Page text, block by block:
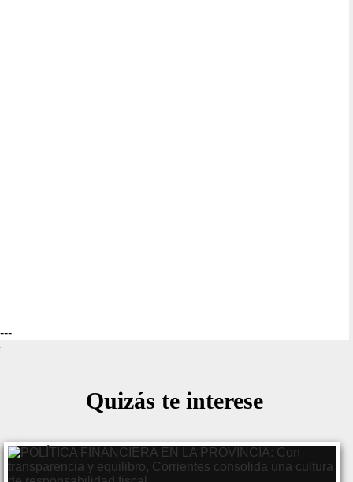
---
Quizás te interese